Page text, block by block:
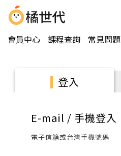
會員中心 課程查詢 常見問題
登入
E-mail / 手機登入
電子信箱或台灣手機號碼